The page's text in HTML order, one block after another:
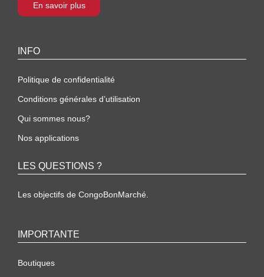
En savoir plus
INFO
Politique de confidentialité
Conditions générales d’utilisation
Qui sommes nous?
Nos applications
LES QUESTIONS ?
Les objectifs de CongoBonMarché.
IMPORTANTE
Boutiques